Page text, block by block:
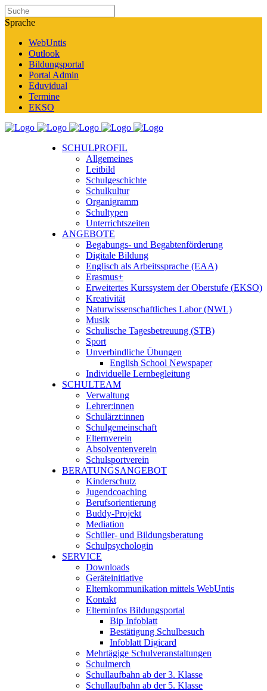
Sprache
WebUntis
Outlook
Bildungsportal
Portal Admin
Eduvidual
Termine
EKSO
SCHULPROFIL
Allgemeines
Leitbild
Schulgeschichte
Schulkultur
Organigramm
Schultypen
Unterrichtszeiten
ANGEBOTE
Begabungs- und Begabtenförderung
Digitale Bildung
Englisch als Arbeitssprache (EAA)
Erasmus+
Erweitertes Kurssystem der Oberstufe (EKSO)
Kreativität
Naturwissenschaftliches Labor (NWL)
Musik
Schulische Tagesbetreuung (STB)
Sport
Unverbindliche Übungen
English School Newspaper
Individuelle Lernbegleitung
SCHULTEAM
Verwaltung
Lehrer:innen
Schulärzt:innen
Schulgemeinschaft
Elternverein
Absolventenverein
Schulsportverein
BERATUNGSANGEBOT
Kinderschutz
Jugendcoaching
Berufsorientierung
Buddy-Projekt
Mediation
Schüler- und Bildungsberatung
Schulpsychologin
SERVICE
Downloads
Geräteinitiative
Elternkommunikation mittels WebUntis
Kontakt
Elterninfos Bildungsportal
Bip Infoblatt
Bestätigung Schulbesuch
Infoblatt Digicard
Mehrtägige Schulveranstaltungen
Schulmerch
Schullaufbahn ab der 3. Klasse
Schullaufbahn ab der 5. Klasse